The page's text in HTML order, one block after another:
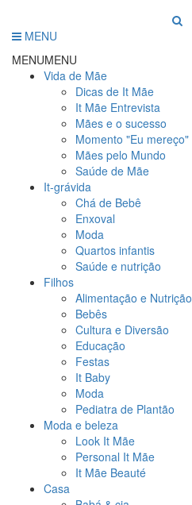
MENU
MENUMENU
Vida de Mãe
Dicas de It Mãe
It Mãe Entrevista
Mães e o sucesso
Momento "Eu mereço"
Mães pelo Mundo
Saúde de Mãe
It-grávida
Chá de Bebê
Enxoval
Moda
Quartos infantis
Saúde e nutrição
Filhos
Alimentação e Nutrição
Bebês
Cultura e Diversão
Educação
Festas
It Baby
Moda
Pediatra de Plantão
Moda e beleza
Look It Mãe
Personal It Mãe
It Mãe Beauté
Casa